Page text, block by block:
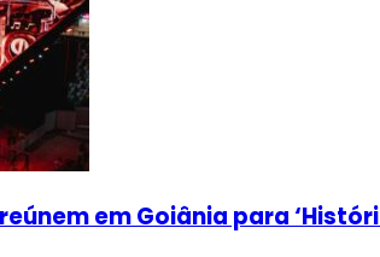
em Goiânia para